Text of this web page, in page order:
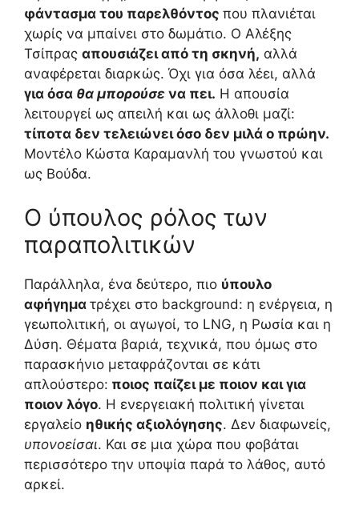
φάντασμα του παρελθόντος που πλανιέται
χωρίς να μπαίνει στο δωμάτιο. Ο Αλέξης
Τσίπρας απουσιάζει από τη σκηνή, αλλά
αναφέρεται διαρκώς. Όχι για όσα λέει, αλλά
για όσα θα μπορούσε να πει. Η απουσία
λειτουργεί ως απειλή και ως άλλοθι μαζί:
τίποτα δεν τελειώνει όσο δεν μιλά ο πρώην.
Μοντέλο Κώστα Καραμανλή του γνωστού και
ως Βούδα.
Ο ύπουλος ρόλος των
παραπολιτικών
Παράλληλα, ένα δεύτερο, πιο ύπουλο
αφήγημα τρέχει στο background: η ενέργεια, η
γεωπολιτική, οι αγωγοί, το LNG, η Ρωσία και η
Δύση. Θέματα βαριά, τεχνικά, που όμως στο
παρασκήνιο μεταφράζονται σε κάτι
απλούστερο: ποιος παίζει με ποιον και για
ποιον λόγο. Η ενεργειακή πολιτική γίνεται
εργαλείο ηθικής αξιολόγησης. Δεν διαφωνείς,
υπονοείσαι. Και σε μια χώρα που φοβάται
περισσότερο την υποψία παρά το λάθος, αυτό
αρκεί.